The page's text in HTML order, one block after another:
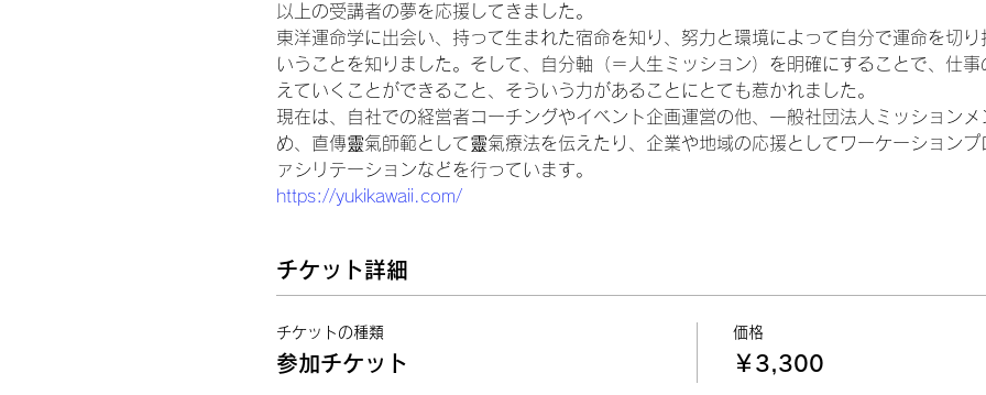
以上の受講者の夢を応援してきました。
東洋運命学に出会い、持って生まれた宿命を知り、努力と環境によって自分で運命を切り
いうことを知りました。そして、自分軸（＝人生ミッション）を明確にすることで、仕
えていくことができること、そういう力があることにとても惹かれました。
現在は、自社での経営者コーチングやイベント企画運営の他、一般社団法人ミッション
め、直傳靈氣師範として靈氣療法を伝えたり、企業や地域の応援としてワーケーション
ァシリテーションなどを行っています。
https://yukikawaii.com/
チケット詳細
チケットの種類
参加チケット
価格
￥3,300